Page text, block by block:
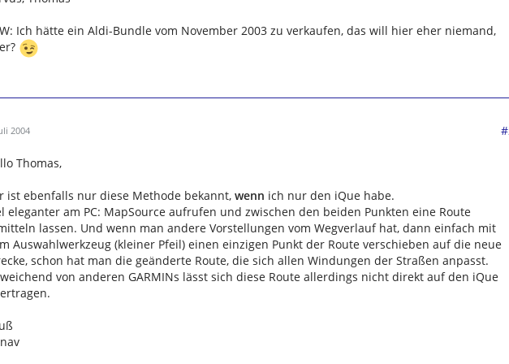
Ich hätte ein Aldi-Bundle vom November 2003 zu verkaufen, das will hier eher niemand,
2004
Thomas,
ist ebenfalls nur diese Methode bekannt, wenn ich nur den iQue habe.
eleganter am PC: MapSource aufrufen und zwischen den beiden Punkten eine Route
lassen. Und wenn man andere Vorstellungen vom Wegverlauf hat, dann einfach mit
Auswahlwerkzeug (kleiner Pfeil) einen einzigen Punkt der Route verschieben auf die neue
schon hat man die geänderte Route, die sich allen Windungen der Straßen anpasst.
von anderen GARMINs lässt sich diese Route allerdings nicht direkt auf den iQue